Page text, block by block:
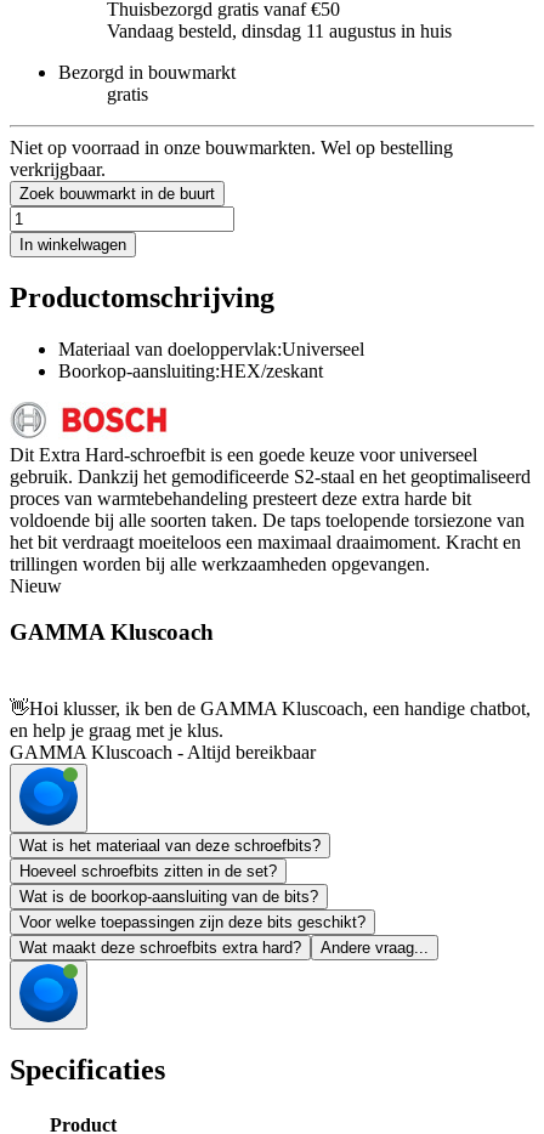
Thuisbezorgd gratis vanaf €50
Vandaag besteld, dinsdag 11 augustus in huis
Bezorgd in bouwmarkt
gratis
Niet op voorraad in onze bouwmarkten. Wel op bestelling
verkrijgbaar.
Zoek bouwmarkt in de buurt
In winkelwagen
Productomschrijving
Materiaal van doeloppervlak:Universeel
Boorkop-aansluiting:HEX/zeskant
Dit Extra Hard-schroefbit is een goede keuze voor universeel
gebruik. Dankzij het gemodificeerde S2-staal en het geoptimaliseerd
proces van warmtebehandeling presteert deze extra harde bit
voldoende bij alle soorten taken. De taps toelopende torsiezone van
het bit verdraagt moeiteloos een maximaal draaimoment. Kracht en
trillingen worden bij alle werkzaamheden opgevangen.
Nieuw
GAMMA Kluscoach
👋Hoi klusser, ik ben de GAMMA Kluscoach, een handige chatbot,
en help je graag met je klus.
GAMMA Kluscoach - Altijd bereikbaar
Wat is het materiaal van deze schroefbits?
Hoeveel schroefbits zitten in de set?
Wat is de boorkop-aansluiting van de bits?
Voor welke toepassingen zijn deze bits geschikt?
Wat maakt deze schroefbits extra hard?
Andere vraag...
Specificaties
Product